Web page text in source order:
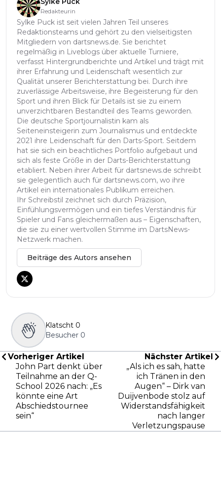
Redakteurin
Sylke Puck ist seit vielen Jahren Teil unseres
Redaktionsteams und gehört zu den vielseitigsten
Mitgliedern von dartsnews.de. Sie berichtet
regelmäßig in Liveblogs über aktuelle Turniere,
verfasst Hintergrundberichte und Artikel und trägt mit
ihrer Erfahrung und Leidenschaft wesentlich zur
Qualität unserer Berichterstattung bei. Durch ihre
zuverlässige Arbeitsweise, ihre Begeisterung für den
Sport und ihren Blick für Details ist sie zu einem
unverzichtbaren Bestandteil des Teams geworden.
Die deutsche Sportjournalistin kam als
Seiteneinsteigerin zum Journalismus und entdeckte
2021 ihre Leidenschaft für den Darts-Sport. Seitdem
hat sie sich ein beachtliches Portfolio aufgebaut und
sich als feste Größe in der Darts-Berichterstattung
etabliert. Neben ihrer Arbeit für dartsnews.de schreibt
sie gelegentlich auch für dartsnews.com, wo ihre
Artikel ein internationales Publikum erreichen.
Ihr Schreibstil zeichnet sich durch Präzision,
Einfühlungsvermögen und ein tiefes Verständnis für
Spieler und Fans gleichermaßen aus – Eigenschaften,
die sie zu einer wertvollen Stimme im DartsNews-
Netzwerk machen.
Beiträge des Autors ansehen
Klatscht 0
Besucher 0
Vorheriger Artikel
John Part denkt über
Teilnahme an der Q-
School 2026 nach: „Es
könnte eine Art
Abschiedstournee
sein“
Nächster Artikel
„Als ich es sah, hatte
ich Tränen in den
Augen“ – Dirk van
Duijvenbode stolz auf
Widerstandsfähigkeit
nach langer
Verletzungspause